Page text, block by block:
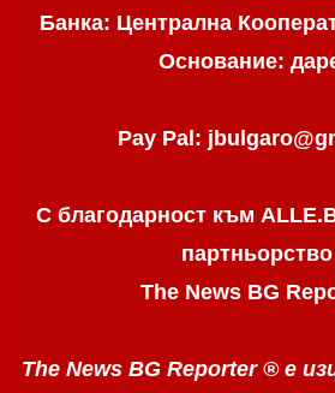
Банка: Централна
Основание:
Pay Pal:
С благодарност към
The News BG
The News BG Reporter ® е